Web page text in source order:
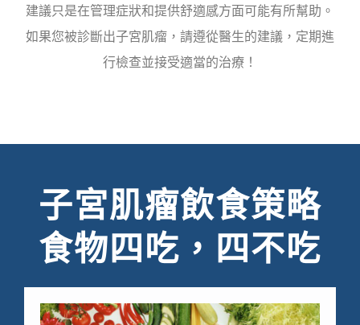
建議只是在管理症狀和提供舒適感方面可能有所幫助。
如果您被診斷出子宮肌瘤，請遵從醫生的建議，定期進
行檢查並接受適當的治療！
子宮肌瘤飲食策略
食物四吃，四不吃